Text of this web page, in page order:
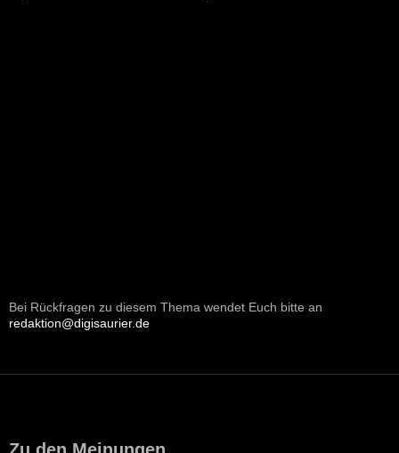
Bei Rückfragen zu diesem Thema wendet Euch bitte an
redaktion@digisaurier.de